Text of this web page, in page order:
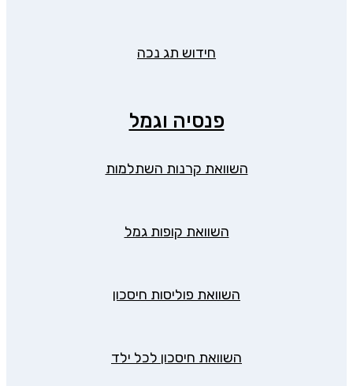
חידוש תג נכה
פנסיה וגמל
השוואת קרנות השתלמות
השוואת קופות גמל
השוואת פוליסות חיסכון
השוואת חיסכון לכל ילד